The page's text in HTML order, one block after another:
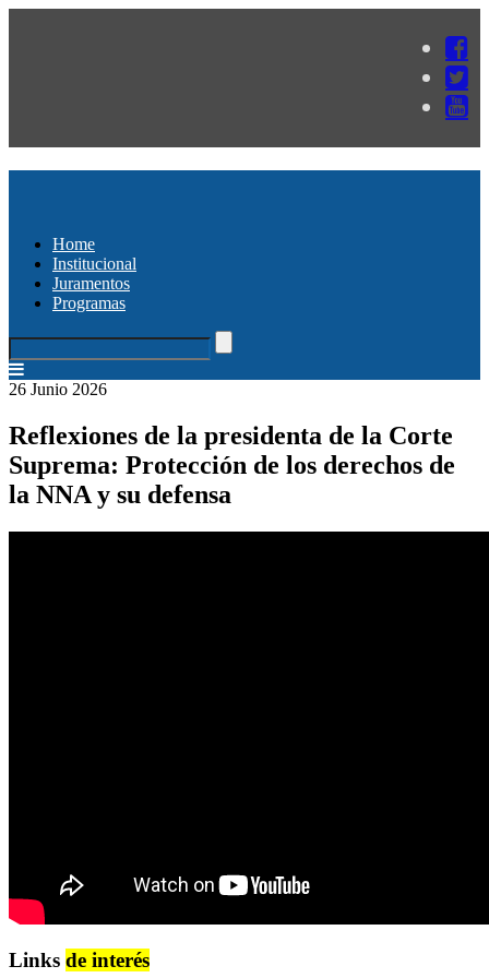
Home
Institucional
Juramentos
Programas
26 Junio 2026
Reflexiones de la presidenta de la Corte
Suprema: Protección de los derechos de
la NNA y su defensa
Links de interés